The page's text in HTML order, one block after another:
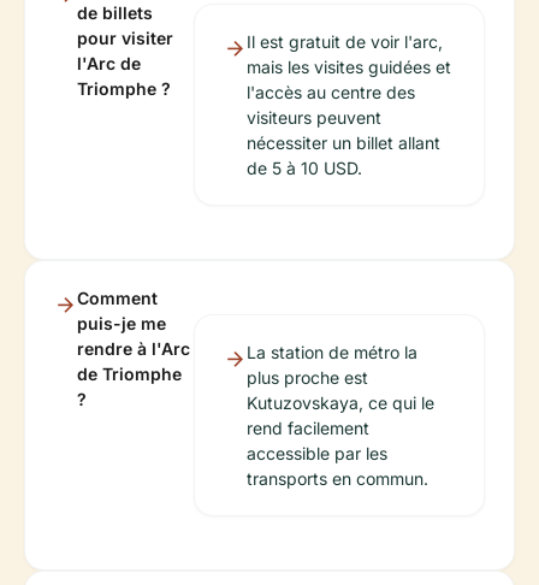
de billets
pour visiter
l'Arc de
Triomphe ?
Il est gratuit de voir l'arc,
mais les visites guidées et
l'accès au centre des
visiteurs peuvent
nécessiter un billet allant
de 5 à 10 USD.
Comment
puis-je me
rendre à l'Arc
de Triomphe
?
La station de métro la
plus proche est
Kutuzovskaya, ce qui le
rend facilement
accessible par les
transports en commun.